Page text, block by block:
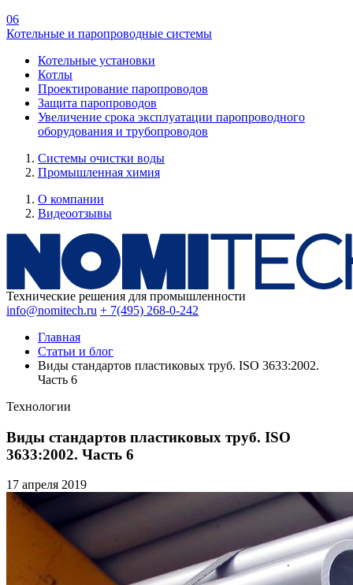
06
Котельные и паропроводные системы
Котельные установки
Котлы
Проектирование паропроводов
Защита паропроводов
Увеличение срока эксплуатации паропроводного
оборудования и трубопроводов
Системы очистки воды
Промышленная химия
О компании
Видеоотзывы
Технические решения для промышленности
info@nomitech.ru + 7(495) 268-0-242
Главная
Статьи и блог
Виды стандартов пластиковых труб. ISO 3633:2002.
Часть 6
Технологии
Виды стандартов пластиковых труб. ISO
3633:2002. Часть 6
17 апреля 2019